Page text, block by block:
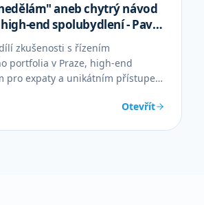
aneb chytrý návod
end spolubydlení - Pavel
zkušenosti s řízením
portfolia v Praze, high-end
pro expaty a unikátním přístupem
Otevřít